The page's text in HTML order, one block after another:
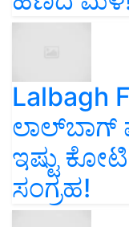
Lalbagh
ಲಾಲ್‌ಬಾಗ್
ಇಷ್ಟು
ಸಂಗ್ರಹ!